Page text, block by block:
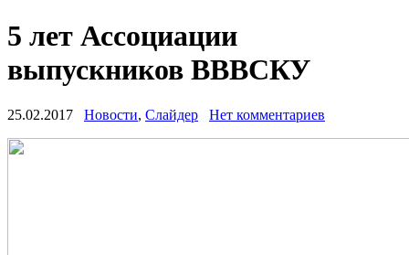
5 лет Ассоциации
выпускников ВВВСКУ
25.02.2017 Новости, Слайдер Нет комментариев